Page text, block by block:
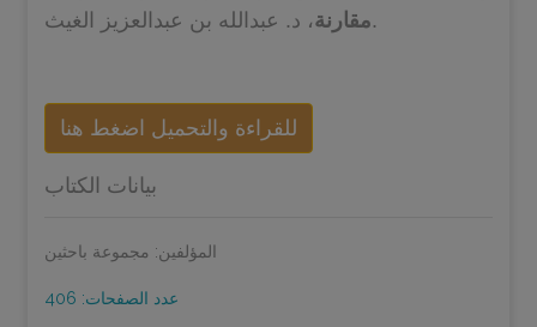
مقارنة، د. عبدالله بن عبدالعزيز الغيث.
للقراءة والتحميل اضغط هنا
بيانات الكتاب
المؤلفين: مجموعة باحثين
عدد الصفحات: 406